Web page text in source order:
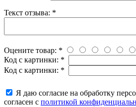
Текст отзыва: *
Оцените товар: *
Код с картинки: *
Код с картинки: *
Я даю согласие на обработку
согласен с политикой